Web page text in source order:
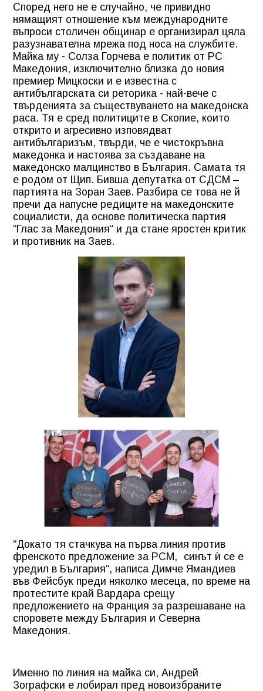
Според него не е случайно, че привидно
нямащият отношение към международните
въпроси столичен общинар е организирал цяла
разузнавателна мрежа под носа на службите.
Майка му - Солза Горчева е политик от РС
Македония, изключително близка до новия
премиер Мицкоски и е известна с
антибългарската си реторика - най-вече с
твърденията за съществуването на македонска
раса. Тя е сред политиците в Скопие, които
открито и агресивно изповядват
антибългаризъм, твърди, че е чистокръвна
македонка и настоява за създаване на
македонско малцинство в България. Самата тя
е родом от Щип. Бивша депутатка от СДСМ –
партията на Зоран Заев. Разбира се това не й
пречи да напусне редиците на македонските
социалисти, да основе политическа партия
“Глас за Македония“ и да стане яростен критик
и противник на Заев.
“Докато тя стачкува на първа линия против
френското предложение за РСМ,
синът и се е
уредил в България“, написа Димче Ямандиев
във Фейсбук преди няколко месеца, по време на
протестите край Вардара срещу
предложението на Франция за разрешаване на
споровете между България и Северна
Македония.
Именно по линия на майка си, Андрей
Зографски е лобирал пред новоизбраните